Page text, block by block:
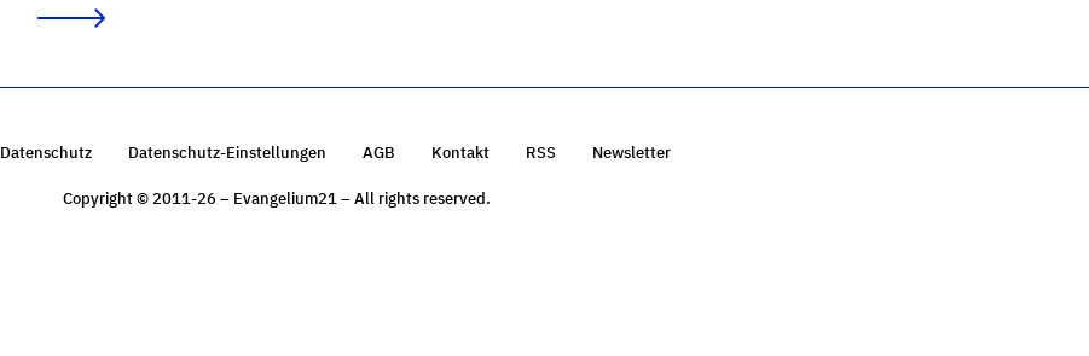
Datenschutz Datenschutz-Einstellungen AGB Kontakt RSS Newsletter
Copyright © 2011-26 – Evangelium21 – All rights reserved.